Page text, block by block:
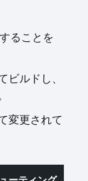
ることを
ルドし、
変更されて